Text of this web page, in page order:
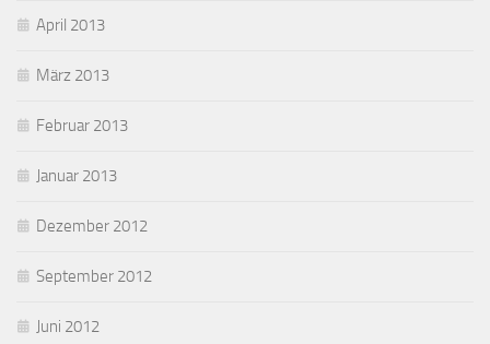
April 2013
März 2013
Februar 2013
Januar 2013
Dezember 2012
September 2012
Juni 2012